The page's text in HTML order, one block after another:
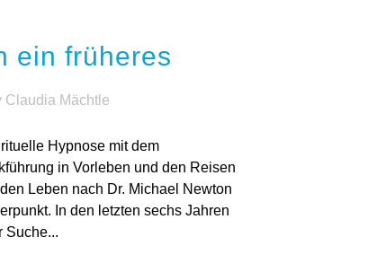
ein früheres
Claudia Mächtle
Hypnose mit dem
in Vorleben und den Reisen
Leben nach Dr. Michael Newton
In den letzten sechs Jahren
Suche...